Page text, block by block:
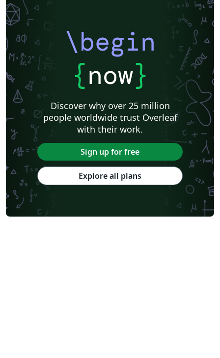
\begin
{now}
Discover why over 25 million
people worldwide trust Overleaf
with their work.
Sign up for free
Explore all plans